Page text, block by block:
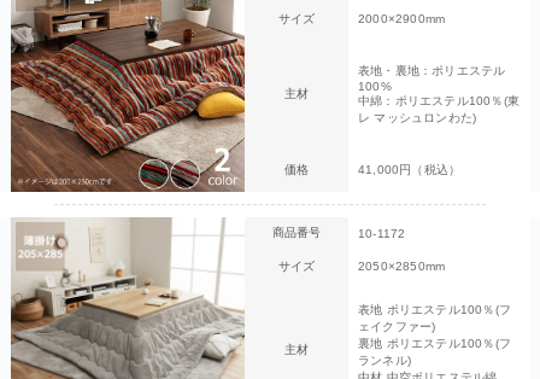
サイズ 2000×2900mm
主材
表地・裏地：ポリエステル
100%
中綿：ポリエステル100％(東
レ マッシュロンわた)
価格 41,000円（税込）
商品番号 10-1172
サイズ 2050×2850mm
主材
表地 ポリエステル100％(フ
ェイクファー)
裏地 ポリエステル100％(フ
ランネル)